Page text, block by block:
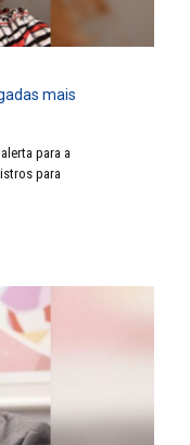
mais
para a
para